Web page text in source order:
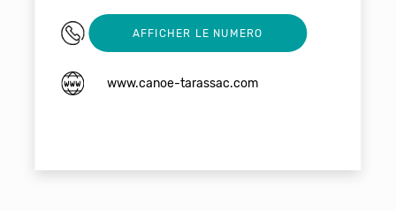
0467977464
AFFICHER LE NUMERO
www.canoe-tarassac.com